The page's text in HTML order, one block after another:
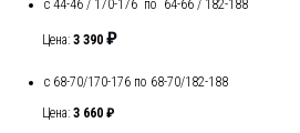
с 44-46 / 170-176 по 64-66 / 182-188
Цена: 3 390 ₽
с 68-70/170-176 по 68-70/182-188
Цена: 3 660 ₽